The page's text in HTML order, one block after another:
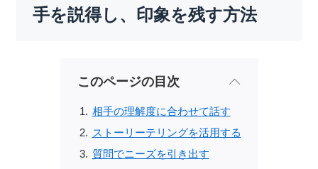
手を説得し、印象を残す方法
このページの目次
相手の理解度に合わせて話す
ストーリーテリングを活用する
質問でニーズを引き出す